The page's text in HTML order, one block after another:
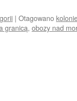
| Otagowano
granicą, obozy nad